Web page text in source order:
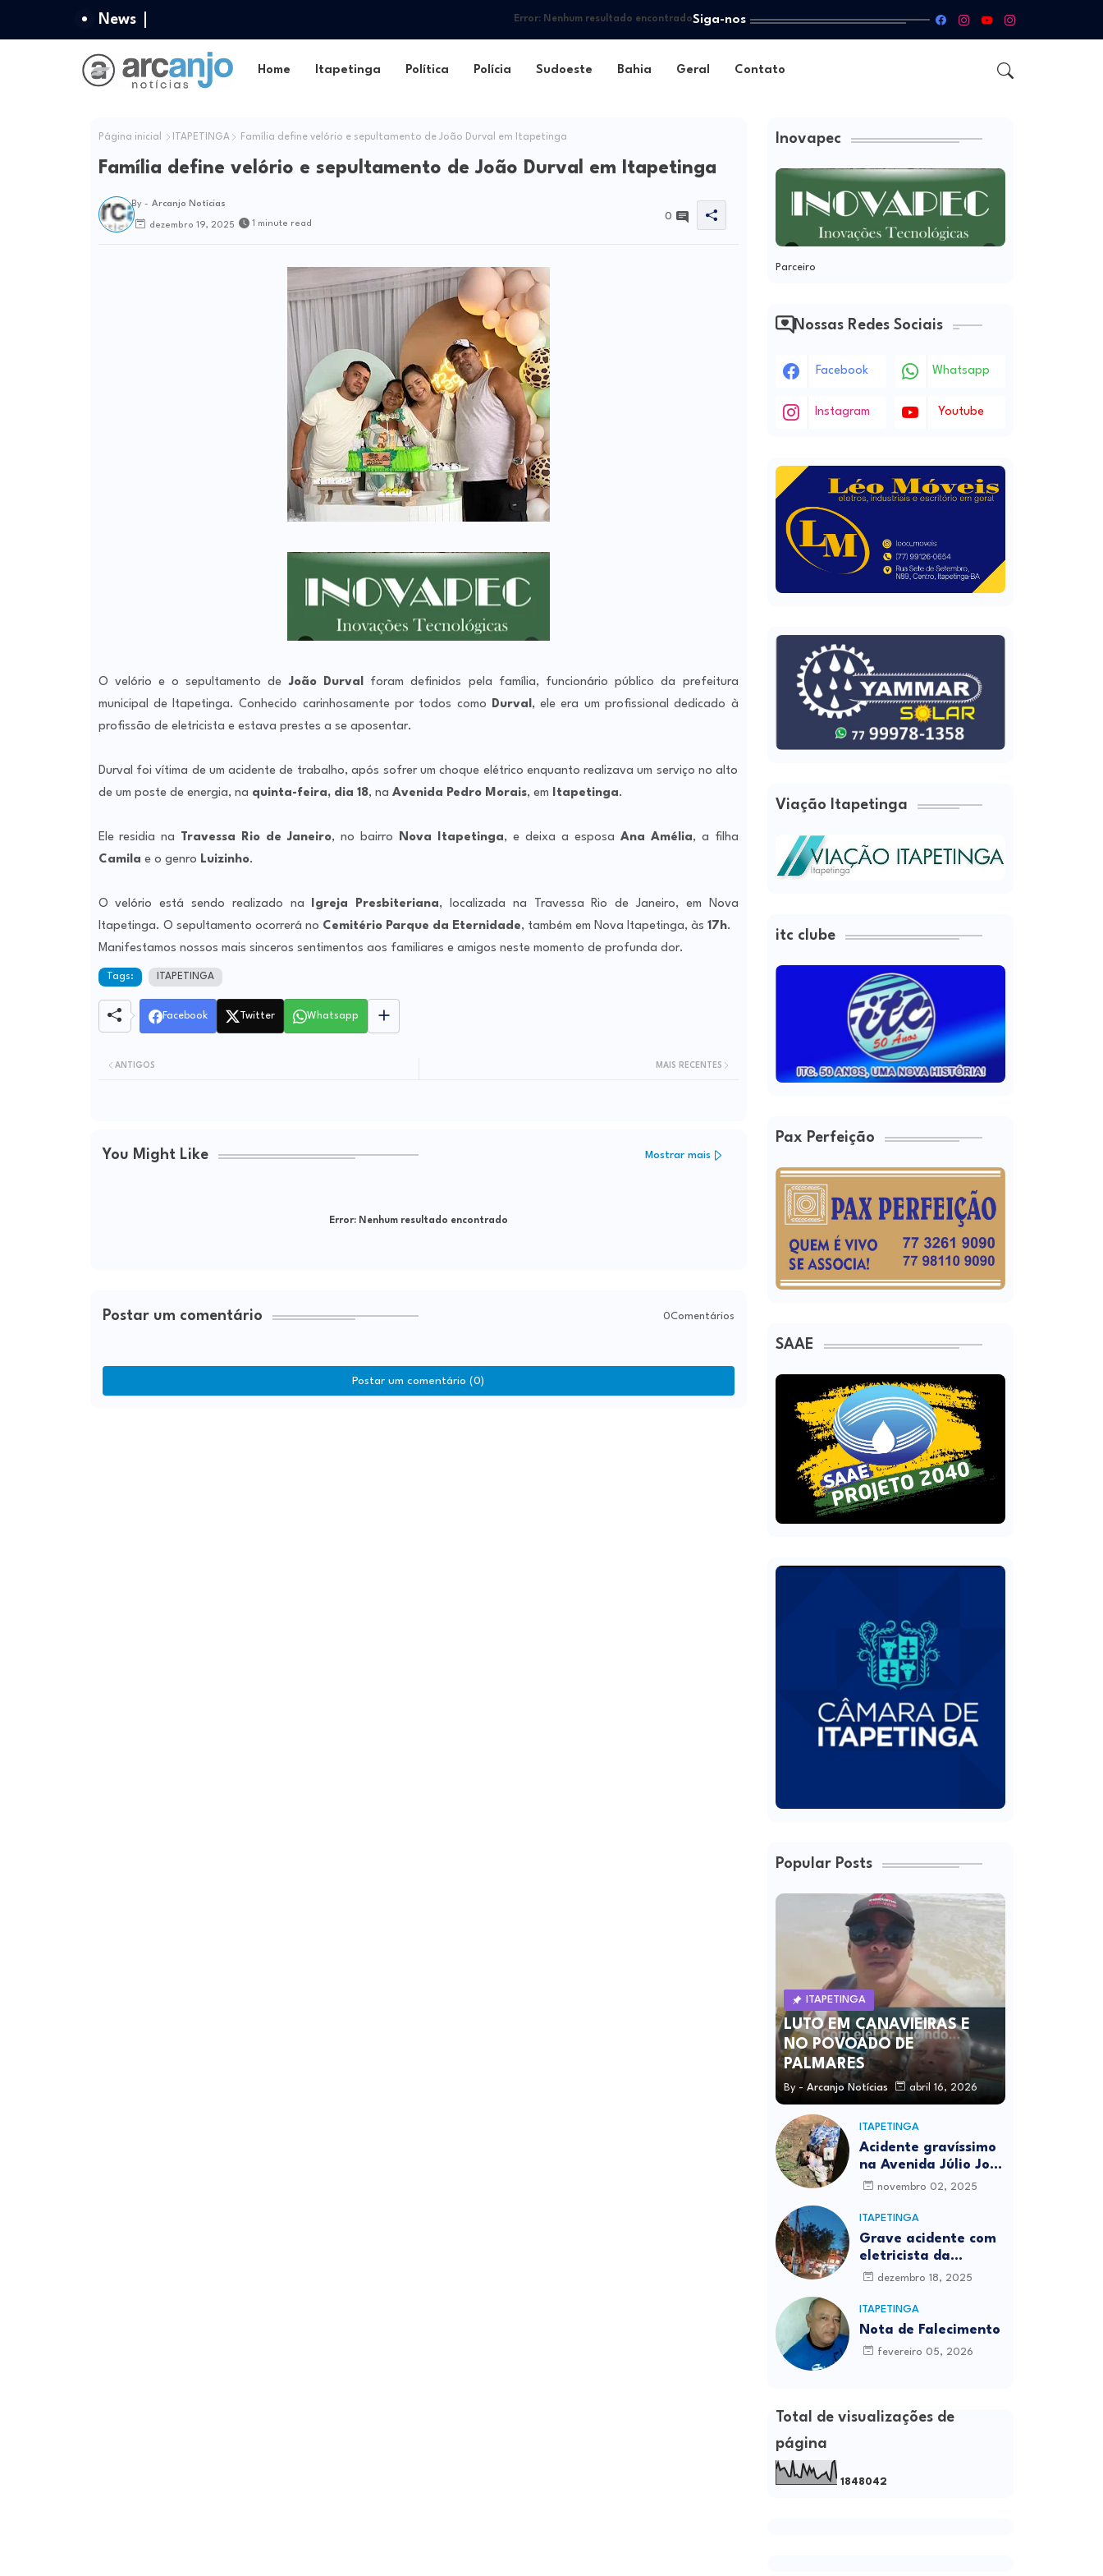
News Error:Nenhum resultado encontradoSiga-nos
Home Itapetinga Política Polícia Sudoeste Bahia Geral Contato
Página inicial ITAPETINGA Família define velório e sepultamento de João Durval em Itapetinga
Família define velório e sepultamento de João Durval em Itapetinga
By - Arcanjo Notícias
dezembro 19, 2025 1 minute read
0
O velório e o sepultamento deJoão Durvalforam definidos pela família, funcionário público da prefeitura
municipal de Itapetinga. Conhecido carinhosamente por todos como Durval, ele era um profissional dedicado à
profissão de eletricista e estava prestes a se aposentar.
Durval foi vítima de um acidente de trabalho, após sofrer um choque elétrico enquanto realizava um serviço no alto
de um poste de energia, na quinta-feira, dia 18, na Avenida Pedro Morais, em Itapetinga.
Ele residia na Travessa Rio de Janeiro, no bairro Nova Itapetinga, e deixa a esposa Ana Amélia, a filha
Camila e o genro Luizinho.
O velório está sendo realizado na Igreja Presbiteriana, localizada na Travessa Rio de Janeiro, em Nova
Itapetinga. O sepultamento ocorrerá no Cemitério Parque da Eternidade, também em Nova Itapetinga, às 17h.
Manifestamos nossos mais sinceros sentimentos aos familiares e amigos neste momento de profunda dor.
Tags: ITAPETINGA
Facebook Twitter Whatsapp
MAIS RECENTES
ANTIGOS
You Might Like Mostrar mais
Error:Nenhum resultado encontrado
Postar um comentário 0Comentários
Postar um comentário (0)
Inovapec
Parceiro
Nossas Redes Sociais
Facebook Whatsapp
Instagram Youtube
Viação Itapetinga
itc clube
Pax Perfeição
SAAE
Popular Posts
ITAPETINGA
LUTO EM CANAVIEIRAS E
NO POVOADO DE
PALMARES
By - Arcanjo Notícias abril 16, 2026
ITAPETINGA
Acidente gravíssimo
na Avenida Júlio José
Rodrigues deixa um
novembro 02, 2025
ITAPETINGA
Grave acidente com
eletricista da
Prefeitura é
Itapetinga
dezembro 18, 2025
ITAPETINGA
Nota de Falecimento
fevereiro 05, 2026
Total de visualizações de
página
1 848042